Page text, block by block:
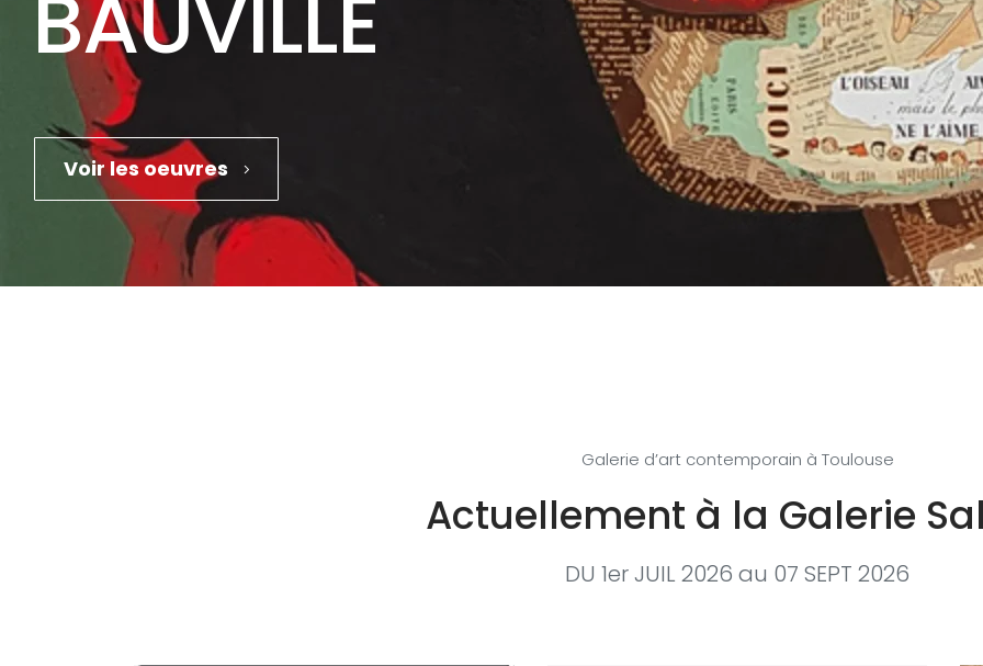
BAUVILLE
Voir les oeuvres
Galerie d’art contemporain à Toulouse
Actuellement à la Galerie
DU 1er JUIL 2026 au 07 SEPT 2026